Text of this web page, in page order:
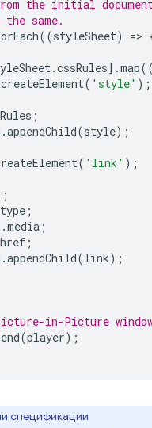
the initial
same.
((styleSheet) =>
.cssRules].map
createElement( 'style' );
;
.appendChild(style);
( 'link' );
;
type ;
.media ;
href ;
.appendChild(link);
in-Picture
(player);
спецификации